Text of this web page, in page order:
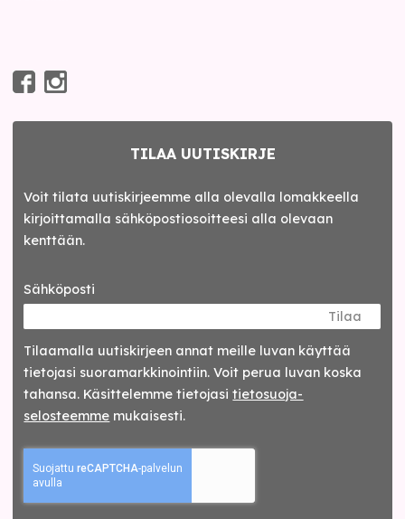
TILAA UUTISKIRJE
Voit tilata uutiskirjeemme alla olevalla lomakkeella
kirjoittamalla sähköpostiosoitteesi alla olevaan
kenttään.
Sähköposti
Tilaa
Tilaamalla uutis­kirjeen annat meille luvan käyttää
tietojasi suora­markkinointiin. Voit perua luvan koska
tahansa. Käsittelemme tietojasitieto­suoja­
selosteemme mukaisesti.